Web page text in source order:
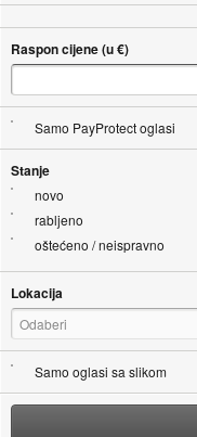
Raspon cijene (u €)
Samo PayProtect oglasi
Stanje
novo
rabljeno
oštećeno / neispravno
Lokacija
Odaberi
Samo oglasi sa slikom